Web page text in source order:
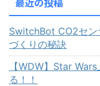
SwitchBot CO2セン
づくりの秘訣
【WDW】Star
る！！